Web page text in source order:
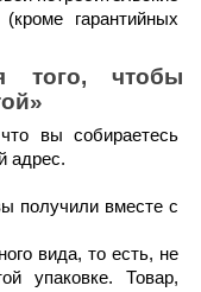
гарантийных
того, чтобы
вы собираетесь
адрес.
получили вместе с
вида, то есть, не
упаковке. Товар,